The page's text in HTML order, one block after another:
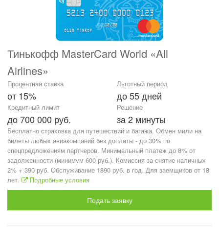
Тинькофф MasterCard World «All
Airlines»
Процентная ставка
от 15%
Льготный период
до 55 дней
Кредитный лимит
до 700 000 руб.
Решение
за 2 минуты
Бесплатно страховка для путешествий и багажа. Обмен мили на
билеты любых авиакомпаний без доплаты - до 30% по
спецпредложениям партнеров. Минимальный платеж до 8% от
задолженности (минимум 600 руб.). Комиссия за снятие наличных
2% + 390 руб. Обслуживание 1890 руб. в год. Для заемщиков от 18
лет.
Подробные условия
Подать заявку